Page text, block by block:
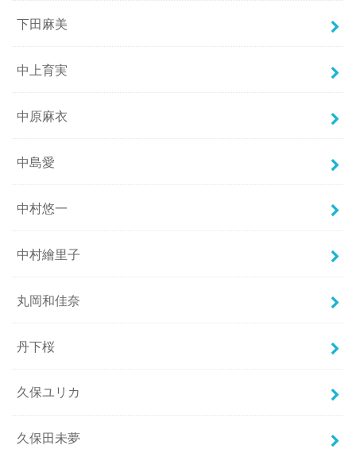
下田麻美
中上育実
中原麻衣
中島愛
中村悠一
中村繪里子
丸岡和佳奈
丹下桜
久保ユリカ
久保田未夢